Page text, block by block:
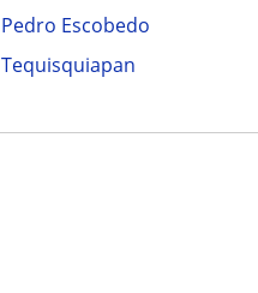
Pedro Escobedo
Tequisquiapan